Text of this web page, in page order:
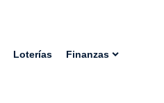
Loterías Finanzas